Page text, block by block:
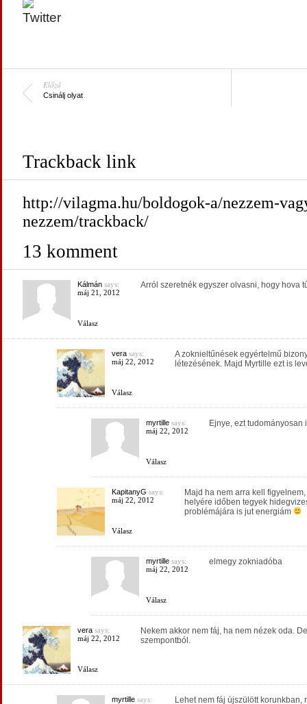
Előző
Csinálj olyat
Trackback link
http://vilagma.hu/boldogok-a/nezzem-
nezzem/trackback/
13 komment
Kálmánsays:
máj 21, 2012
Válasz
Arról szeretnék egyszer olvasni, hogy hova
verasays:
máj 22, 2012
Válasz
A zoknieltűnések egyértelmű
létezésének. Majd Myrtille ezt is
myrtillesays:
máj 22, 2012
Válasz
Ejnye, ezt
KapitanyG says:
máj 22, 2012
Válasz
Majd ha nem arra kell
helyére időben tegyek
problémájára is jut energiám
myrtillesays:
máj 22, 2012
Válasz
elmegy zokniadóba
verasays:
máj 22, 2012
Válasz
Nekem akkor nem fáj, ha nem nézek oda.
szempontból.
myrtillesays:
Lehet nem fáj újszülött korunkban,